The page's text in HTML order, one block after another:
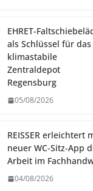
EHRET-
als Schlüssel für das
klimastabile
Zentraldepot
Regensburg
05/08/2026
REISSER erleichtert
neuer WC-Sitz-App
Arbeit im
04/08/2026